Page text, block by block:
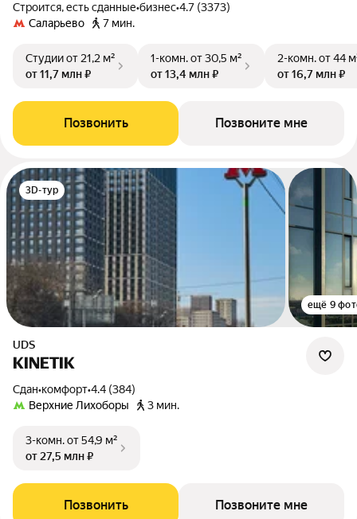
Строится, есть сданные•бизнес•4.7 (3373)
Саларьево
7 мин.
Студииот 21,2 м²
от 11,7 млн ₽
1-комн.от 30,5 м²
от 13,4 млн ₽
2-комн.от 44
от 16,7 млн ₽
Позвонить Позвоните мне
3D-тур
ещё 9
UDS
KINETIK
Сдан•комфорт•4.4 (384)
Верхние Лихоборы
3 мин.
3-комн.от 54,9 м²
от 27,5 млн ₽
Позвонить Позвоните мне